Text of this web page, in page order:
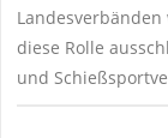
diese Rolle
und